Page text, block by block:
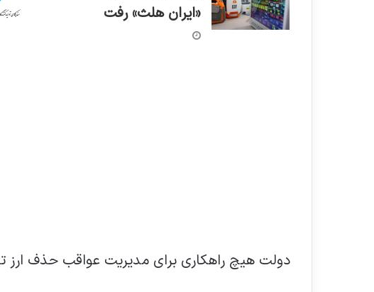
«ایران هلث» رفت
دولت هیچ راهکاری برای مدیریت عواقب حذف ارز